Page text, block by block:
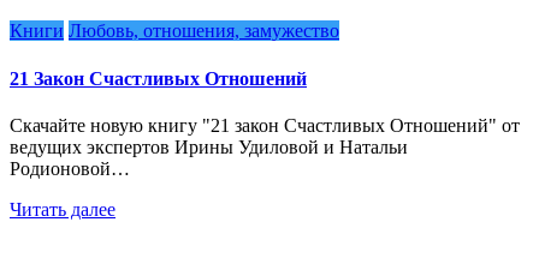
Книги Любовь, отношения, замужество
21 Закон Счастливых Отношений
Скачайте новую книгу "21 закон Счастливых Отношений" от
ведущих экспертов Ирины Удиловой и Натальи
Родионовой…
Читать далее